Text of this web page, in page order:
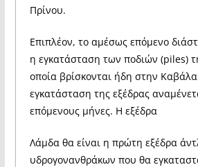
Πρίνου.
Επιπλέον, το αμέσως επόμενο
η εγκατάσταση των ποδιών (piles)
οποία βρίσκονται ήδη στην
εγκατάσταση της εξέδρας
επόμενους μήνες. Η εξέδρα
Λάμδα θα είναι η πρώτη εξέδρα
υδρογονανθράκων που θα